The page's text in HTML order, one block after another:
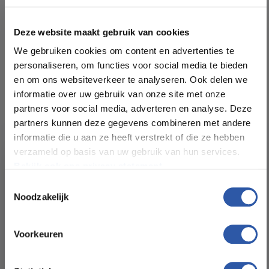
Deze website maakt gebruik van cookies
We gebruiken cookies om content en advertenties te
personaliseren, om functies voor social media te bieden
en om ons websiteverkeer te analyseren. Ook delen we
informatie over uw gebruik van onze site met onze
partners voor social media, adverteren en analyse. Deze
partners kunnen deze gegevens combineren met andere
informatie die u aan ze heeft verstrekt of die ze hebben
verzameld op basis van uw gebruik van hun services.
Noodzakelijk
Voorkeuren
Specificaties
Kleur: Eiken licht
Formaat Br x L (cm):
Levertijd: 2 tot 3 werkdagen
betaalbare prijzen. Profiteer van een zorgeloze installatie